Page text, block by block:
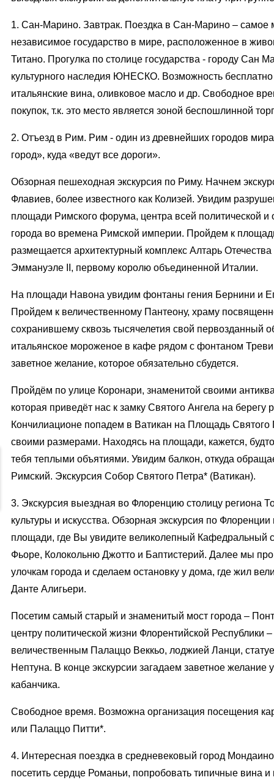
1. Сан-Марино. Завтрак. Поездка в Сан-Марино – самое
независимое государство в мире, расположенное в
Титано. Прогулка по столице государства - городу Сан
культурного наследия ЮНЕСКО. Возможность бесплатно
итальянские вина, оливковое масло и др. Свободное
покупок, т.к. это место является зоной беспошлинной
2. Отъезд в Рим. Рим - один из древнейших городов
город», куда «ведут все дороги».
Обзорная пешеходная экскурсия по Риму. Начнем
Флавиев, более известного как Колизей. Увидим
площади Римского форума, центра всей политической
города во времена Римской империи. Пройдем к
размещается архитектурный комплекс Алтарь
Эммануэле II, первому королю объединенной Италии.
На площади Навона увидим фонтаны гения Бернини и
Пройдем к величественному Пантеону, храму
сохранившему сквозь тысячелетия свой первозданный
итальянское мороженое в кафе рядом с фонтаном
заветное желание, которое обязательно сбудется.
Пройдём по улице Коронари, знаменитой своими
которая приведёт нас к замку Святого Ангела на берегу
Кончилиационе попадем в Ватикан на Площадь Святого
своими размерами. Находясь на площади, кажется,
тебя теплыми объятиями. Увидим балкон, откуда
Римский. Экскурсия Собор Святого Петра* (Ватикан).
3. Экскурсия выездная во Флоренцию столицу региона
культуры и искусства. Обзорная экскурсия по
площади, где Вы увидите великолепный Кафедральный
Фьоре, Колокольню Джотто и Баптистерий. Далее мы
улочкам города и сделаем остановку у дома, где жил
Данте Алигьери.
Посетим самый старый и знаменитый мост города –
центру политической жизни Флорентийской Республики
величественным Палаццо Веккьо, лоджией Ланци,
Нептуна. В конце экскурсии загадаем заветное желание
кабанчика.
Свободное время. Возможна организация посещения
или Палаццо Питти*.
4. Интересная поездка в средневековый город
посетить сердце Романьи, попробовать типичные вина и